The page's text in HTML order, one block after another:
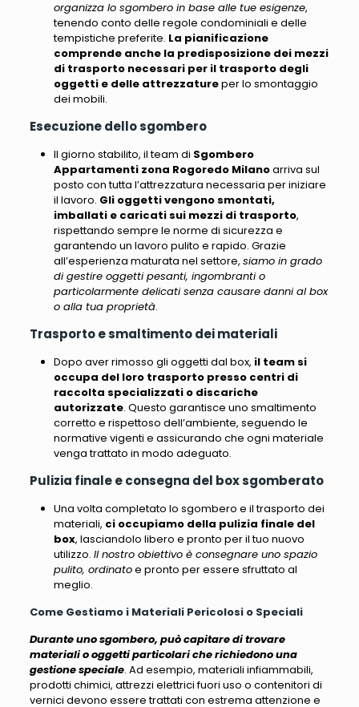
organizza lo sgombero in base alle tue esigenze,
tenendo conto delle regole condominiali e delle
tempistiche preferite. La pianificazione
comprende anche la predisposizione dei mezzi
di trasporto necessari per il trasporto degli
oggetti e delle attrezzatureper lo smontaggio
dei mobili.
Esecuzione dello sgombero
Il giorno stabilito, il team di Sgombero
Appartamenti zona Rogoredo Milanoarriva sul
posto con tutta l’attrezzatura necessaria per iniziare
il lavoro. Gli oggetti vengono smontati,
imballati e caricati sui mezzi di trasporto,
rispettando sempre le norme di sicurezza e
garantendo un lavoro pulito e rapido. Grazie
all’esperienza maturata nel settore, siamo in grado
di gestire oggetti pesanti, ingombranti o
particolarmente delicati senza causare danni al box
o alla tua proprietà.
Trasporto e smaltimento dei materiali
Dopo aver rimosso gli oggetti dal box, il team si
occupa del loro trasporto presso centri di
raccolta specializzati o discariche
autorizzate. Questo garantisce uno smaltimento
corretto e rispettoso dell’ambiente, seguendo le
normative vigenti e assicurando che ogni materiale
venga trattato in modo adeguato.
Pulizia finale e consegna del box sgomberato
Una volta completato lo sgombero e il trasporto dei
materiali, ci occupiamo della pulizia finale del
box, lasciandolo libero e pronto per il tuo nuovo
utilizzo. Il nostro obiettivo è consegnare uno spazio
pulito, ordinatoe pronto per essere sfruttato al
meglio.
Come Gestiamo i Materiali Pericolosi o Speciali
Durante uno sgombero, può capitare di trovare
materiali o oggetti particolari che richiedono una
gestione speciale. Ad esempio, materiali infiammabili,
prodotti chimici, attrezzi elettrici fuori uso o contenitori di
vernici devono essere trattati con estrema attenzione e